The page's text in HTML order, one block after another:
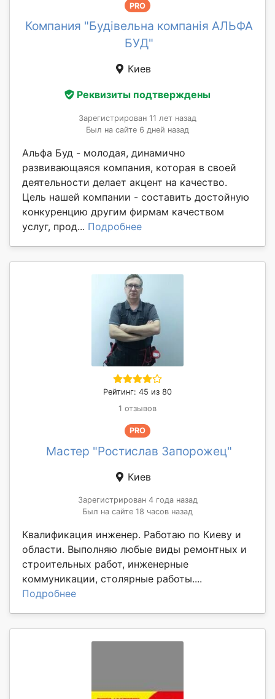
PRO
Компания "Будівельна компанія АЛЬФА
БУД"
Киев
Реквизиты подтверждены
Зарегистрирован 11 лет назад
Был на сайте 6 дней назад
Альфа Буд - молодая, динамично
развивающаяся компания, которая в своей
деятельности делает акцент на качество.
Цель нашей компании - составить достойную
конкуренцию другим фирмам качеством
услуг, прод... Подробнее
Рейтинг: 45 из 80
1 отзывов
PRO
Мастер "Ростислав Запорожец"
Киев
Зарегистрирован 4 года назад
Был на сайте 18 часов назад
Квалификация инженер. Работаю по Киеву и
области. Выполняю любые виды ремонтных и
строительных работ, инженерные
коммуникации, столярные работы....
Подробнее